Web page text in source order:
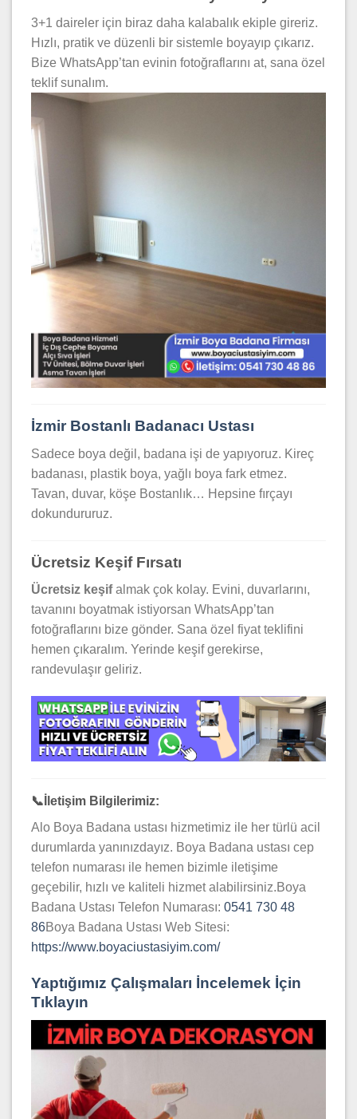
3+1 daireler için biraz daha kalabalık ekiple gireriz.
Hızlı, pratik ve düzenli bir sistemle boyayıp çıkarız.
Bize WhatsApp’tan evinin fotoğraflarını at, sana özel
teklif sunalım.
İzmir Bostanlı Badanacı Ustası
Sadece boya değil, badana işi de yapıyoruz. Kireç
badanası, plastik boya, yağlı boya fark etmez.
Tavan, duvar, köşe Bostanlık… Hepsine fırçayı
dokundururuz.
Ücretsiz Keşif Fırsatı
Ücretsiz keşifalmak çok kolay. Evini, duvarlarını,
tavanını boyatmak istiyorsan WhatsApp’tan
fotoğraflarını bize gönder. Sana özel fiyat teklifini
hemen çıkaralım. Yerinde keşif gerekirse,
randevulaşır geliriz.
📞 İletişim Bilgilerimiz:
Alo Boya Badana ustası hizmetimiz ile her türlü acil
durumlarda yanınızdayız. Boya Badana ustası cep
telefon numarası ile hemen bizimle iletişime
geçebilir, hızlı ve kaliteli hizmet alabilirsiniz.Boya
Badana Ustası Telefon Numarası: 0541 730 48
86Boya Badana Ustası Web Sitesi:
https://www.boyaciustasiyim.com/
Yaptığımız Çalışmaları İncelemek İçin
Tıklayın